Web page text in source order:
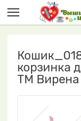
корзинка
ТМ Вирена